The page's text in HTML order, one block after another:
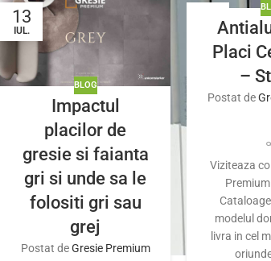
13
IUL.
BLOG
Impactul
placilor de
gresie si faianta
gri si unde sa le
folositi gri sau
grej
Postat de Gresie Premium
OCT.
Placi
–
Postat de
Viziteaza
modelul
livra in cel